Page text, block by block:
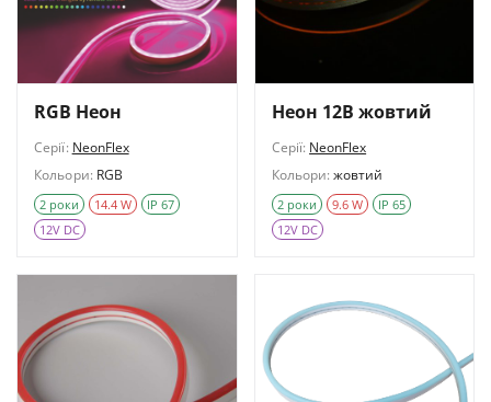
RGB Неон
Серії: NeonFlex
Кольори: RGB
2 роки 14.4 W
IP 67
12V DC
Неон 12В жовтий
Серії: NeonFlex
Кольори: жовтий
2 роки 9.6 W
IP 65
12V DC